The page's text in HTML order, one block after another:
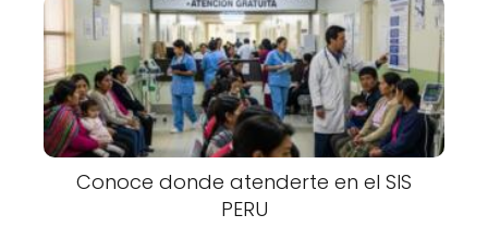
Conoce donde atenderte en el SIS
PERU